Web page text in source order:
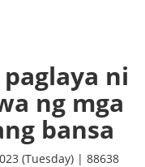
ni
ng mga
bansa
(Tuesday) | 88638